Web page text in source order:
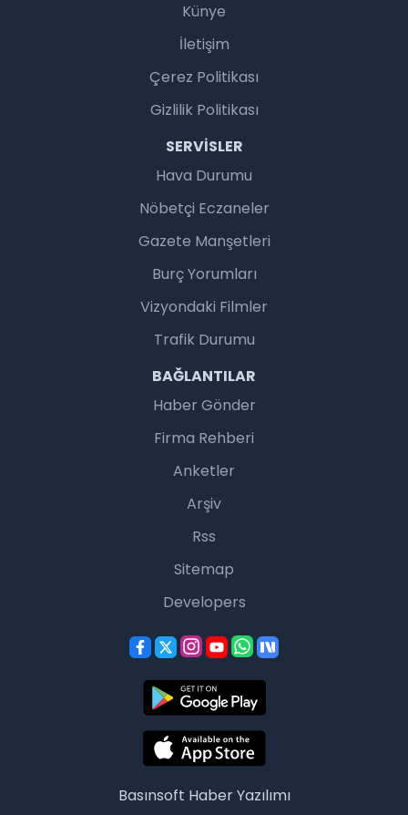
Künye
İletişim
Çerez Politikası
Gizlilik Politikası
SERVISLER
Hava Durumu
Nöbetçi Eczaneler
Gazete Manşetleri
Burç Yorumları
Vizyondaki Filmler
Trafik Durumu
BAĞLANTILAR
Haber Gönder
Firma Rehberi
Anketler
Arşiv
Rss
Sitemap
Developers
Basınsoft Haber Yazılımı